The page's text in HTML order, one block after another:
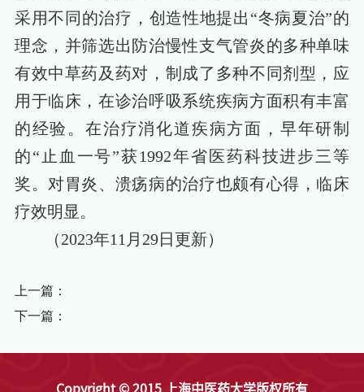
采用不同的治疗，创造性地提出 “冬病夏治”的
理念，并筛选出防治慢性支气管炎的多种单味
有效中草药及药对，制成了多种不同剂型，应
用于临床，在诊治呼吸系统疾病方面积有丰富
的经验。在治疗消化道疾病方面，早年研制
的“ 止血一号”获1992年省医药科技进步三等
奖。对胃炎、溃疡病的治疗也颇有心得，临床
疗效明显。
（2023年11 月 29日更新）
上一篇：
下一篇：
Copyright © 2015 上海中医药大学版权所有